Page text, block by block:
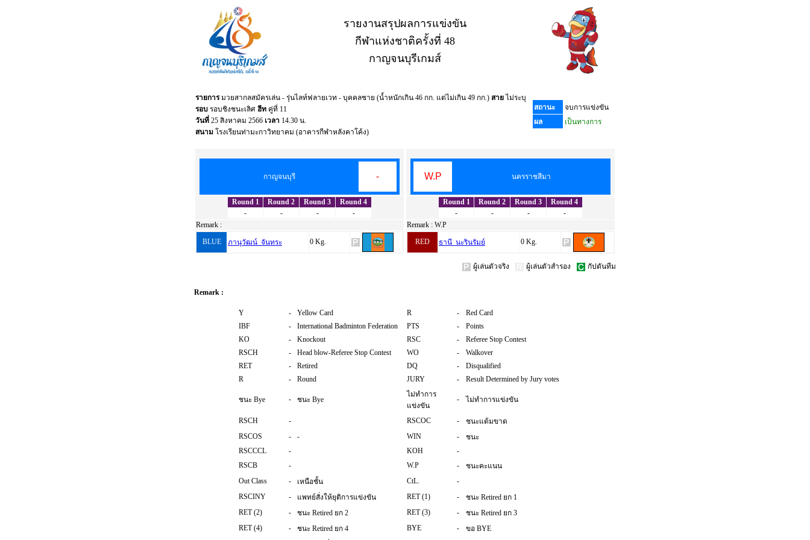
รายงานสรุปผลการแข่งขัน
กีฬาแห่งชาติครั้งที่ 48
กาญจนบุรีเกมส์
รายการมวยสากลสมัครเล่น - รุ่นไลท์ฟลายเวท - บุคคลชาย (น้ำหนักเกิน 46 กก. แต่ไม่เกิน 49 กก.) สาย ไม่ระบุ
รอบ รอบชิงชนะเลิศ ฮีท คู่ที่ 11
วันที่ 25 สิงหาคม 2566 เวลา 14.30 น.
สนาม โรงเรียนท่ามะกาวิทยาคม (อาคารกีฬาหลังคาโค้ง)
สถานะ
จบการแข่งขัน
ผล
เป็นทางการ
กาญจนบุรี -
Round 1 Round 2 Round 3
Round 4
-
- -
-
Remark :
BLUE
ภานุวัฒน์ จันทระ 0 Kg.
W.P นครราชสีมา
Round 1 Round 2 Round 3
Round 4
-
- -
-
Remark : W.P
RED
ธานี นะรินรัมย์ 0 Kg.
ผู้เล่นตัวจริง ผู้เล่นตัวสำรอง กัปตันทีม
Remark :
Y - Yellow Card R -
Red Card
IBF
- International Badminton Federation PTS -
Points
KO
- Knockout RSC -
Referee Stop Contest
RSCH
- Head blow-Referee Stop Contest WO -
Walkover
RET
- Retired DQ -
Disqualified
R
- Round JURY - Result Determined by Jury votes
ชนะ Bye - ชนะ Bye
ไม่ทำการ
แข่งขัน
- ไม่ทำการแข่งขัน
RSCH - RSCOC -
ชนะแต้มขาด
RSCOS
- - WIN -
ชนะ
RSCCCL
- KOH
-
RSCB
- W.P -
ชนะคะแนน
Out Class
- เหนือชั้น CtL.
-
RSCINY
- แพทย์สั่งให้ยุติการแข่งขัน RET (1) -
ชนะ Retired ยก 1
RET (2)
- ชนะ Retired ยก 2 RET (3) -
ชนะ Retired ยก 3
RET (4)
- ชนะ Retired ยก 4 BYE - ขอ BYE